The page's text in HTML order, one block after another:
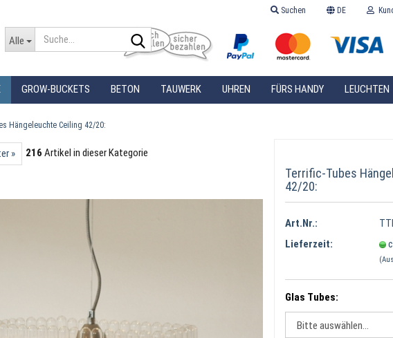
Suchen DE
Sprache auswählen
Konto erstellen
Passwort vergessen?
Alle
GROW-BUCKETS BETON TAUWERK UHREN FÜRS HANDY LEUCHTEN
Hängeleuchte Ceiling 42/20:
» 216 Artikel in dieser Kategorie
Terrific-Tubes
42/20:
Art.Nr.:
Lieferzeit:
Glas Tubes: